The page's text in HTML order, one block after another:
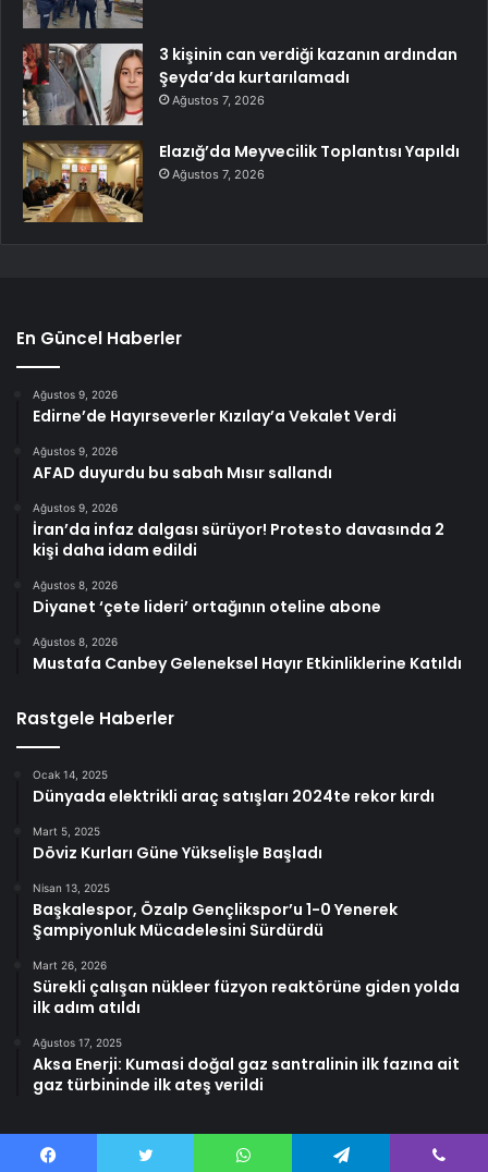
3 kişinin can verdiği kazanın ardından
Şeyda’da kurtarılamadı
Ağustos 7, 2026
Elazığ’da Meyvecilik Toplantısı Yapıldı
Ağustos 7, 2026
En Güncel Haberler
Ağustos 9, 2026
Edirne’de Hayırseverler Kızılay’a Vekalet Verdi
Ağustos 9, 2026
AFAD duyurdu bu sabah Mısır sallandı
Ağustos 9, 2026
İran’da infaz dalgası sürüyor! Protesto davasında 2
kişi daha idam edildi
Ağustos 8, 2026
Diyanet ‘çete lideri’ ortağının oteline abone
Ağustos 8, 2026
Mustafa Canbey Geleneksel Hayır Etkinliklerine Katıldı
Rastgele Haberler
Ocak 14, 2025
Dünyada elektrikli araç satışları 2024te rekor kırdı
Mart 5, 2025
Döviz Kurları Güne Yükselişle Başladı
Nisan 13, 2025
Başkalespor, Özalp Gençlikspor’u 1-0 Yenerek
Şampiyonluk Mücadelesini Sürdürdü
Mart 26, 2026
Sürekli çalışan nükleer füzyon reaktörüne giden yolda
ilk adım atıldı
Ağustos 17, 2025
Aksa Enerji: Kumasi doğal gaz santralinin ilk fazına ait
gaz türbininde ilk ateş verildi